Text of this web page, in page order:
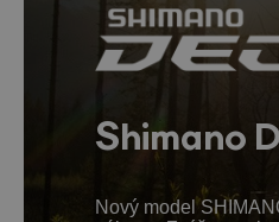
Shimano
Nový model